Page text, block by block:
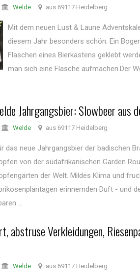
Welde aus 69117 Heidelberg
Mit dem neuen Lust & Laune
diesem Jahr besonders schön: Ein
Flaschen eines Bierkastens geklebt
man sich eine Flasche aufmachen.Der
Jahrgangsbier: Slowbeer aus
Welde aus 69117 Heidelberg
das neue Jahrgangsbier der badischen
von der südafrikanischen Garden
der Welt. Mildes Klima und
erinnernden Duft - und
...
abstruse Verkleidungen,
Welde aus 69117 Heidelberg